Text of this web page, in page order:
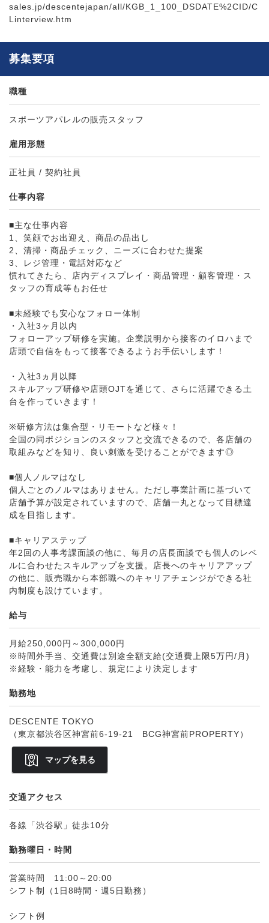
sales.jp/descentejapan/all/KGB_1_100_DSDATE%2CID/C
Linterview.htm
募集要項
職種
スポーツアパレルの販売スタッフ
雇用形態
正社員 / 契約社員
仕事内容
■主な仕事内容
1、笑顔でお出迎え、商品の品出し
2、清掃・商品チェック、ニーズに合わせた提案
3、レジ管理・電話対応など
慣れてきたら、店内ディスプレイ・商品管理・顧客管理・ス
タッフの育成等もお任せ
■未経験でも安心なフォロー体制
・入社3ヶ月以内
フォローアップ研修を実施。企業説明から接客のイロハまで
店頭で自信をもって接客できるようお手伝いします！
・入社3ヵ月以降
スキルアップ研修や店頭OJTを通じて、さらに活躍できる土
台を作っていきます！
※研修方法は集合型・リモートなど様々！
全国の同ポジションのスタッフと交流できるので、各店舗の
取組みなどを知り、良い刺激を受けることができます◎
■個人ノルマはなし
個人ごとのノルマはありません。ただし事業計画に基づいて
店舗予算が設定されていますので、店舗一丸となって目標達
成を目指します。
■キャリアステップ
年2回の人事考課面談の他に、毎月の店長面談でも個人のレベ
ルに合わせたスキルアップを支援。店長へのキャリアアップ
の他に、販売職から本部職へのキャリアチェンジができる社
内制度も設けています。
給与
月給250,000円～300,000円
※時間外手当、交通費は別途全額支給(交通費上限5万円/月)
※経験・能力を考慮し、規定により決定します
勤務地
DESCENTE TOKYO
（東京都渋谷区神宮前6-19-21 BCG神宮前PROPERTY）
マップを見る
交通アクセス
各線「渋谷駅」徒歩10分
勤務曜日・時間
営業時間 11:00～20:00
シフト制（1日8時間・週5日勤務）
シフト例